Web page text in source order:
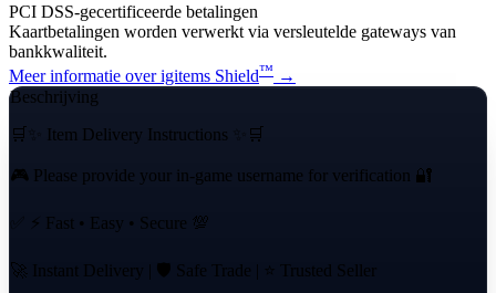
PCI DSS-gecertificeerde betalingen
Kaartbetalingen worden verwerkt via versleutelde gateways van
bankkwaliteit.
Meer informatie over igitems Shield™ →
Beschrijving
🛒✨ Item Delivery Instructions ✨🛒
🎮 Please provide your in-game username for verification 🔐
✅ ⚡ Fast • Easy • Secure 💯
🚀 Instant Delivery | 🛡️ Safe Trade | ⭐ Trusted Seller